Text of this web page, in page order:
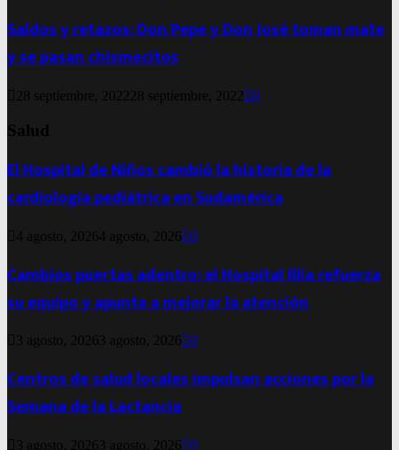
Saldos y retazos: Don Pepe y Don José toman mate
y se pasan chismecitos
28 septiembre, 2022 28 septiembre, 2022 0
Salud
El Hospital de Niños cambió la historia de la
cardiología pediátrica en Sudamérica
4 agosto, 20264 agosto, 2026 0
Cambios puertas adentro: el Hospital Illia refuerza
su equipo y apunta a mejorar la atención
3 agosto, 2026 3 agosto, 2026 0
Centros de salud locales impulsan acciones por la
Semana de la Lactancia
3 agosto, 2026 3 agosto, 2026 0